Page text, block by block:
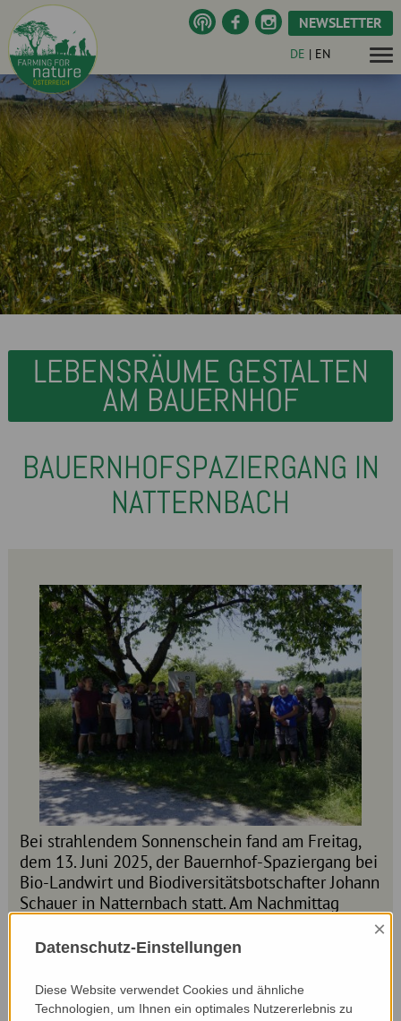
NEWSLETTER
DE | EN
LEBENSRÄUME GESTALTEN
AM BAUERNHOF
BAUERNHOFSPAZIERGANG IN
NATTERNBACH
Bei strahlendem Sonnenschein fand am Freitag,
dem 13. Juni 2025, der Bauernhof-Spaziergang bei
Bio-Landwirt und Biodiversitätsbotschafter Johann
Schauer in Natternbach statt. Am Nachmittag
TeilnehmerInnen auf seinem Betrieb.
Datenschutz-Einstellungen
×
Diese Website verwendet Cookies und ähnliche
Technologien, um Ihnen ein optimales Nutzererlebnis zu